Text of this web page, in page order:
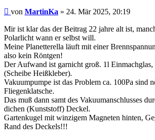
Beitrag
von MartinKa » 24. Mär 2025, 20:19
Mir ist klar das der Beitrag 22 jahre alt ist,
Polarlicht wann er selbst will.
Meine Planetterella läuft mit einer
also kein Röntgen!
Der Aufwand ist garnicht groß. 1l Einmachglas,
(Scheibe Heißkleber).
Vakuumpumpe ist das Problem ca. 100Pa sind
Fliegenklatsche.
Das muß dann samt des Vakuumanschlusses
dichen (Kunststoff) Deckel.
Gartenkugel mit winzigem Magneten hinten,
Rand des Deckels!!!